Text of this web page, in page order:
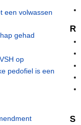
een volwassen
gehad
op
pedofiel is een
R
S